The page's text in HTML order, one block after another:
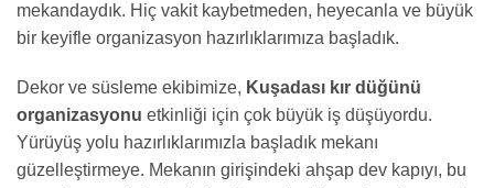
mekandaydık. Hiç vakit kaybetmeden, heyecanla ve büyük
bir keyifle organizasyon hazırlıklarımıza başladık.
Dekor ve süsleme ekibimize, Kuşadası kır düğünü
organizasyonu etkinliği için çok büyük iş düşüyordu.
Yürüyüş yolu hazırlıklarımızla başladık mekanı
güzelleştirmeye. Mekanın girişindeki ahşap dev kapıyı, bu